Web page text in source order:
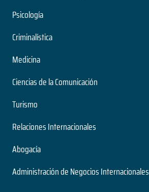
Psicología
Criminalística
Medicina
Ciencias de la Comunicación
Turismo
Relaciones Internacionales
Abogacía
Administración de Negocios Internacionales